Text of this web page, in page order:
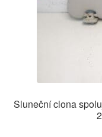
Sluneční clona